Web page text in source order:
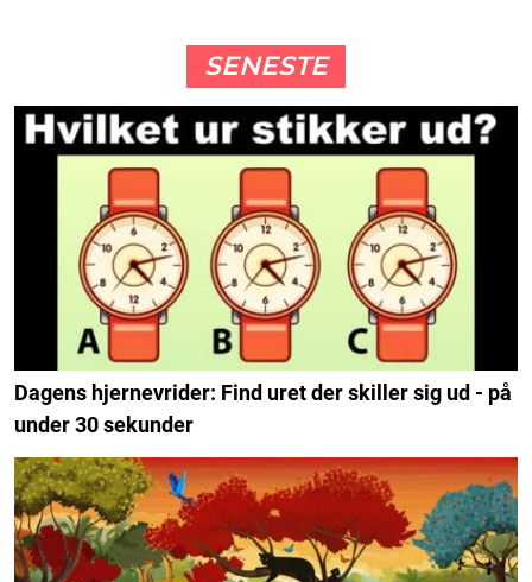
SENESTE
Dagens hjernevrider: Find uret der skiller sig ud - på
under 30 sekunder